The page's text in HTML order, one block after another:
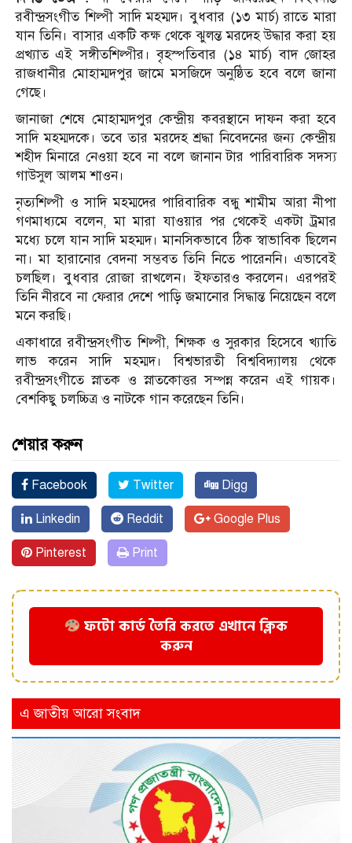
রবীন্দ্রসংগীত শিল্পী সাদি মহম্মদ। বুধবার (১৩ মার্চ) রাতে মারা
যান তিনি। বাসার একটি কক্ষ থেকে ঝুলন্ত মরদেহ উদ্ধার করা হয়
প্রখ্যাত এই সঙ্গীতশিল্পীর। বৃহস্পতিবার (১৪ মার্চ) বাদ জোহর
রাজধানীর মোহাম্মদপুর জামে মসজিদে অনুষ্ঠিত হবে বলে জানা
গেছে।
জানাজা শেষে মোহাম্মদপুর কেন্দ্রীয় কবরস্থানে দাফন করা হবে
সাদি মহম্মদকে। তবে তার মরদেহ শ্রদ্ধা নিবেদনের জন্য কেন্দ্রীয়
শহীদ মিনারে নেওয়া হবে না বলে জানান টার পারিবারিক সদস্য
গাউসুল আলম শাওন।
নৃত্যশিল্পী ও সাদি মহম্মদের পারিবারিক বন্ধু শামীম আরা নীপা
গণমাধ্যমে বলেন, মা মারা যাওয়ার পর থেকেই একটা ট্রমার
মধ্যে চলে যান সাদি মহম্মদ। মানসিকভাবে ঠিক স্বাভাবিক ছিলেন
না। মা হারানোর বেদনা সম্ভবত তিনি নিতে পারেননি। এভাবেই
চলছিল। বুধবার রোজা রাখলেন। ইফতারও করলেন। এরপরই
তিনি নীরবে না ফেরার দেশে পাড়ি জমানোর সিদ্ধান্ত নিয়েছেন বলে
মনে করছি।
একাধারে রবীন্দ্রসংগীত শিল্পী, শিক্ষক ও সুরকার হিসেবে খ্যাতি
লাভ করেন সাদি মহম্মদ। বিশ্বভারতী বিশ্ববিদ্যালয় থেকে
রবীন্দ্রসংগীতে স্নাতক ও স্নাতকোত্তর সম্পন্ন করেন এই গায়ক।
বেশকিছু চলচ্চিত্র ও নাটকে গান করেছেন তিনি।
শেয়ার করুন
Facebook Twitter Digg
Linkedin Reddit Google Plus
Pinterest Print
ফটো কার্ড তৈরি করতে এখানে ক্লিক
করুন
এ জাতীয় আরো সংবাদ